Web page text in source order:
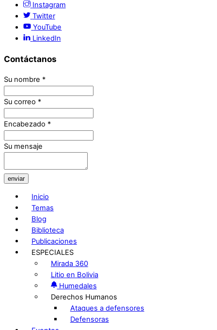
Instagram
Twitter
YouTube
LinkedIn
Contáctanos
Su nombre *
Su correo *
Encabezado *
Su mensaje
enviar
Inicio
Temas
Blog
Biblioteca
Publicaciones
ESPECIALES
Mirada 360
Litio en Bolivia
Humedales
Derechos Humanos
Ataques a defensores
Defensoras